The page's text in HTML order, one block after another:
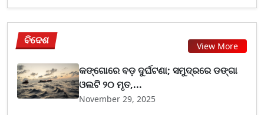
ବିଦେଶ View More
କଙ୍ଗୋରେ ବଡ଼ ଦୁର୍ଘଟଣା; ସମୁଦ୍ରରେ ଡଙ୍ଗା
ଓଲଟି ୨୦ ମୃତ,...
November 29, 2025